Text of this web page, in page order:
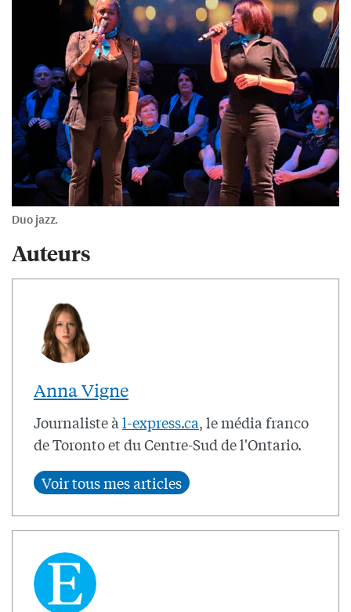
Duo jazz.
Auteurs
Anna Vigne
Journaliste à l-express.ca, le média franco
de Toronto et du Centre-Sud de l'Ontario.